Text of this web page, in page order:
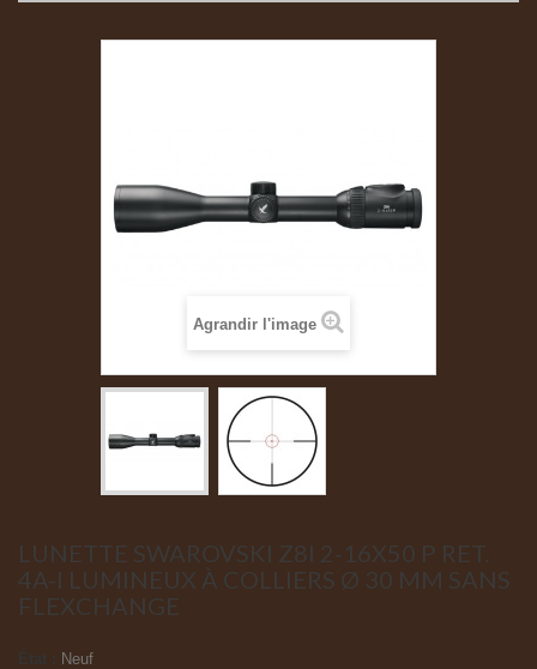
Agrandir l'image
LUNETTE SWAROVSKI Z8I 2-16X50 P RET.
4A-I LUMINEUX À COLLIERS Ø 30 MM SANS
FLEXCHANGE
Neuf